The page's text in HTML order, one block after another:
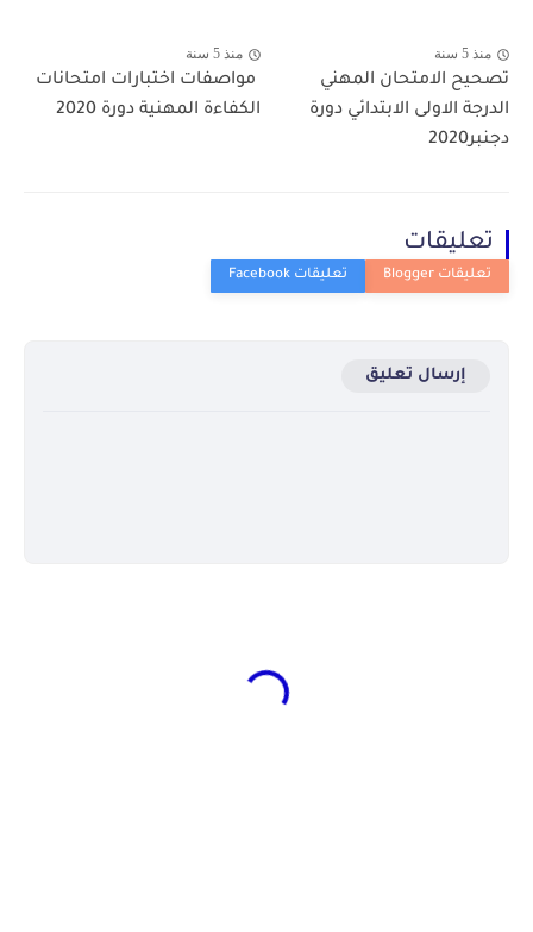
منذ 5 سنة
تصحيح الامتحان المهني
الدرجة الاولى الابتدائي دورة
دجنبر2020
منذ 5 سنة
​ مواصفات اختبارات امتحانات
الكفاءة المهنية دورة 2020
تعليقات
إرسال تعليق